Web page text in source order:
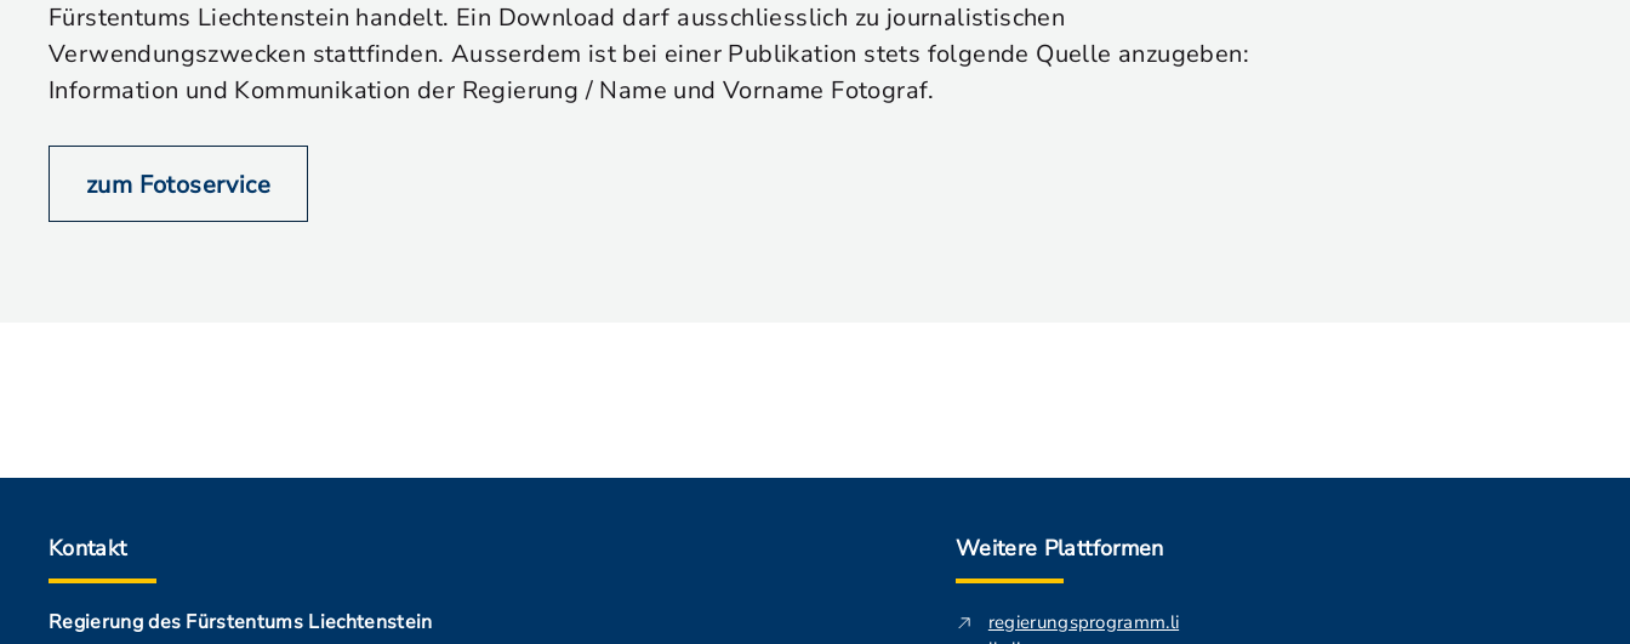
Fürstentums Liechtenstein handelt. Ein Download darf ausschliesslich zu journalistischen
Verwendungszwecken stattfinden. Ausserdem ist bei einer Publikation stets folgende Quelle anzugeben:
Information und Kommunikation der Regierung / Name und Vorname Fotograf.
zum Fotoservice
Kontakt
Regierung des Fürstentums Liechtenstein
Weitere Plattformen
regierungsprogramm.li